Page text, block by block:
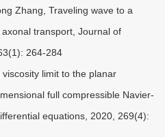
Zhang, Traveling wave to a
transport, Journal of
264-284
limit to the planar
full compressible Navier-
equations, 2020, 269(4):